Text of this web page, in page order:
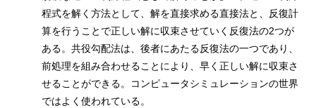
程式を解く方法として、解を直接求める直接法と、反復計
算を行うことで正しい解に収束させていく反復法の2つが
ある。共役勾配法は、後者にあたる反復法の一つであり、
前処理を組み合わせることにより、早く正しい解に収束さ
せることができる。コンピュータシミュレーションの世界
ではよく使われている。